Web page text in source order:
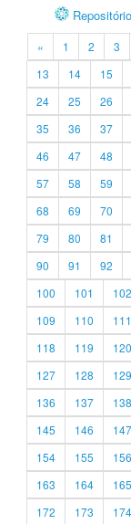
« 1 2 3
13
14 15
24
25 26
35
36 37
46
47 48
57
58 59
68
69 70
79
80 81
90
91 92
100
101 102
109
110 111
118
119 120
127
128 129
136
137 138
145
146 147
154
155 156
163
164 165
172
173 174